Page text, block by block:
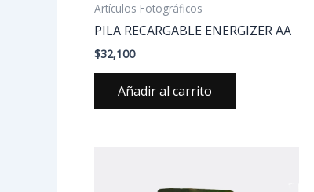
Artículos Fotográficos
PILA RECARGABLE ENERGIZER AA
$32,100
Añadir al carrito